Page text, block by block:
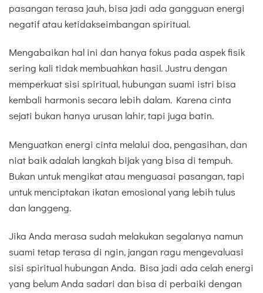
pasangan terasa jauh, bisa jadi ada gangguan energi
negatif atau ketidakseimbangan spiritual.
Mengabaikan hal ini dan hanya fokus pada aspek fisik
sering kali tidak membuahkan hasil. Justru dengan
memperkuat sisi spiritual, hubungan suami istri bisa
kembali harmonis secara lebih dalam. Karena cinta
sejati bukan hanya urusan lahir, tapi juga batin.
Menguatkan energi cinta melalui doa, pengasihan, dan
niat baik adalah langkah bijak yang bisa di tempuh.
Bukan untuk mengikat atau menguasai pasangan, tapi
untuk menciptakan ikatan emosional yang lebih tulus
dan langgeng.
Jika Anda merasa sudah melakukan segalanya namun
suami tetap terasa di ngin, jangan ragu mengevaluasi
sisi spiritual hubungan Anda. Bisa jadi ada celah energi
yang belum Anda sadari dan bisa di perbaiki dengan